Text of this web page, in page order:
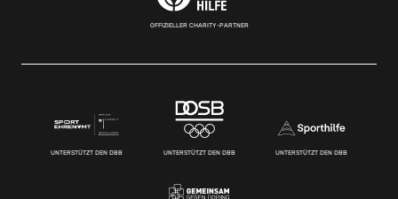
OFFIZIELLER CHARITY-PARTNER
UNTERSTÜTZT DEN DBB UNTERSTÜTZT DEN DBB UNTERSTÜTZT DEN DBB